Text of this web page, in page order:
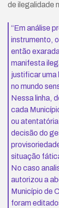
de ilegalidade
“Em análise
instrumento,
então
manifesta
justificar uma
no mundo
Nessa linha,
cada
ou
decisão do
situação
No caso
autorizou a
Município de
foram